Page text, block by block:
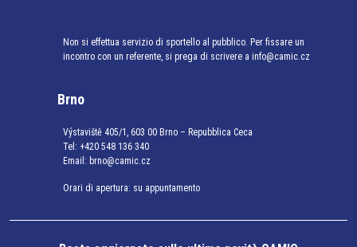
Non si effettua servizio di sportello al pubblico. Per fissare un
incontro con un referente, si prega di scrivere a info@camic.cz
Brno
Výstaviště 405/1, 603 00 Brno – Repubblica Ceca
Tel: +420 548 136 340
Email: brno@camic.cz
Orari di apertura: su appuntamento